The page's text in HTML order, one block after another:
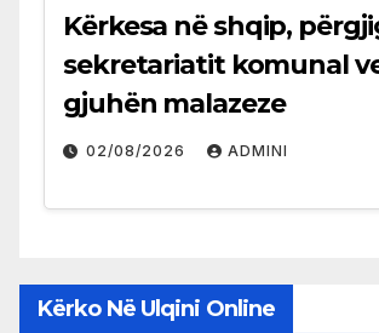
Kërkesa në shqip,
sekretariatit komunal
gjuhën malazeze
02/08/2026 ADMINI
Kërko Në Ulqini Online